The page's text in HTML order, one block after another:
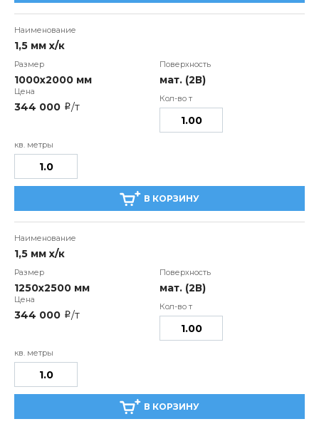
1,5 мм х/к
1000х2000 мм мат. (2В)
344 000 i/т
В КОРЗИНУ
1,5 мм х/к
1250х2500 мм мат. (2В)
344 000 i/т
В КОРЗИНУ